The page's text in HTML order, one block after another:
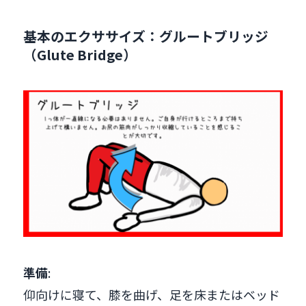
基本のエクササイズ：グルートブリッジ
（Glute Bridge）
準備:
仰向けに寝て、膝を曲げ、足を床またはベッド